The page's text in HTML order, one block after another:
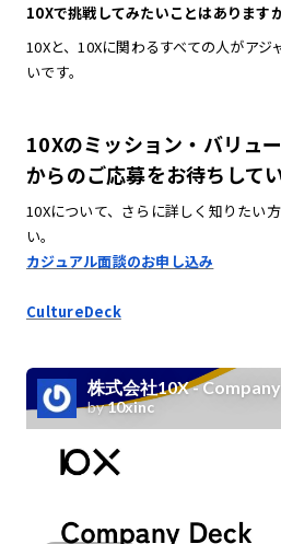
10Xで挑戦してみたいことはあります
10Xと、10Xに関わるすべての人がア
いです。
10Xのミッション・バリュ
からのご応募をお待ちして
10Xについて、さらに詳しく知りたい
い。
カジュアル面談のお申し込み
CultureDeck